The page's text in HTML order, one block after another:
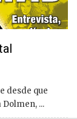
desde que
...